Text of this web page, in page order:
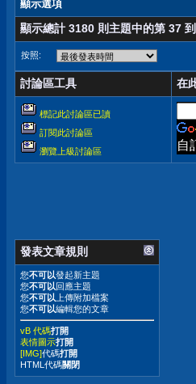
顯示選項
顯示總計 3180 則主題中的第 37
按照:
討論區工具 在
標記此討論區已讀
訂閱此討論區
瀏覽上級討論區
自
發表文章規則
您不可以發起新主題
您不可以回應主題
您不可以 上傳附加檔案
您不可以編輯您的文章
vB 代碼打開
表情圖示打開
[IMG]代碼打開
HTML代碼關閉